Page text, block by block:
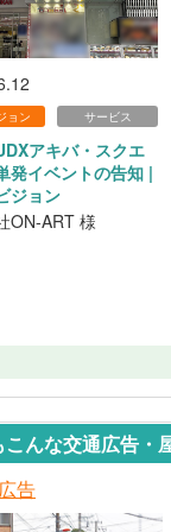
ョン サービス
アキバ・スクエ
発イベントの告知 |
ジョン
ON-ART 様
こんな交通広告・
告